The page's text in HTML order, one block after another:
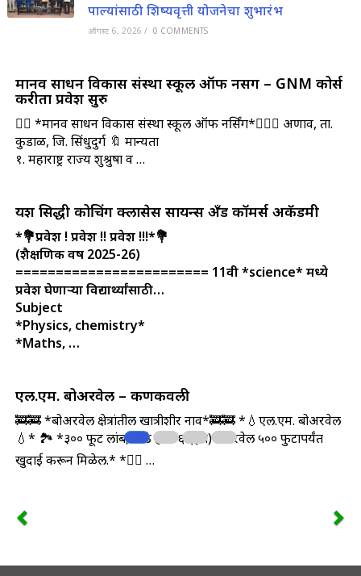
पाल्यांसाठी शिष्यवृत्ती योजनेचा शुभारंभ
ऑगस्ट 6, 2026 / 0 COMMENTS
मानव साधन विकास संस्था स्कूल ऑफ नर्सिंग – GNM कोर्स
करीता प्रवेश सुरु
🧑‍⚕️ *मानव साधन विकास संस्था स्कूल ऑफ नर्सिंग*👩🏻‍⚕️ अणाव, ता.
कुडाळ, जि. सिंधुदुर्ग 🔖 मान्यता
१. महाराष्ट्र राज्य शुश्रुषा व …
यश सिद्धी कोचिंग क्लासेस सायन्स अँड कॉमर्स अकॅडमी
*💐प्रवेश ! प्रवेश !! प्रवेश !!!*💐
(शैक्षणिक वर्ष 2025-26)
======================== 11वी *science* मध्ये
प्रवेश घेणाऱ्या विद्यार्थ्यांसाठी…
Subject
*Physics, chemistry*
*Maths, …
एल.एम. बोअरवेल – कणकवली
🚒🚒 *बोअरवेल क्षेत्रांतील खात्रीशीर नाव*🚒🚒 *💧एल.एम. बोअरवेल
💧* 🏞️ *३०० फूट लांब, मोठे होल ६”(इंच)बोअरवेल ५०० फुटापर्यंत
खुदाई करून मिळेल.* *💁‍♂️ …